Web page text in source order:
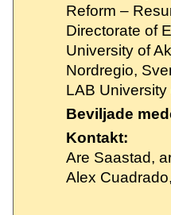
Reform –
Directorate of
University of
Nordregio,
LAB
Beviljade
Kontakt:
Are Saastad,
Alex